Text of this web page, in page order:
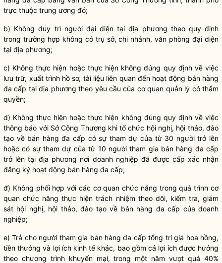
trực thuộc trung ương đó;
b) Không duy trì người đại diện tại địa phương theo quy định
trong trường hợp không có trụ sở, chi nhánh, văn phòng đại diện
tại địa phương;
c) Không thực hiện hoặc thực hiện không đúng quy định về việc
lưu trữ, xuất trình hồ sơ, tài liệu liên quan đến hoạt động bán hàng
đa cấp tại địa phương theo yêu cầu của cơ quan quản lý có thẩm
quyền;
d) Không thực hiện hoặc thực hiện không đúng quy định về việc
thông báo với Sở Công Thương khitổ chức hội nghị, hội thảo, đào
tạo về bán hàng đa cấp có sự tham dự của từ 30 người trở lên
hoặc có sự tham dự của từ 10 người tham gia bán hàng đa cấp
trở lên tại địa phương nơi doanh nghiệp đã được cấp xác nhận
đăng ký hoạt động bán hàng đa cấp;
đ) Không phối hợp với các cơ quan chức năng trong quá trình cơ
quan chức năng thực hiện trách nhiệm theo dõi, kiểm tra, giám
sát hội nghị, hội thảo, đào tạo về bán hàng đa cấp của doanh
nghiệp;
e) Trả cho người tham gia bán hàng đa cấp tổng trị giá hoa hồng,
tiền thưởng và lợi ích kinh tế khác, bao gồm cả lợi ích được hưởng
theo chương trình khuyến mại, trong một năm vượt quá 40%